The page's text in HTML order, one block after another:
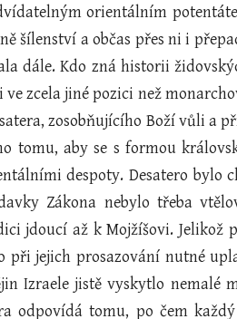
orientálním
šílenství a občas přes ni i
dále. Kdo zná historii
zcela jiné pozici než
zosobňujícího Boží vůli a
tomu, aby se s formou
despoty. Desatero bylo
Zákona nebylo třeba
jdoucí až k Mojžíšovi. Jelikož
při jejich prosazování nutné
Izraele jistě vyskytlo nemalé
odpovídá tomu, po čem